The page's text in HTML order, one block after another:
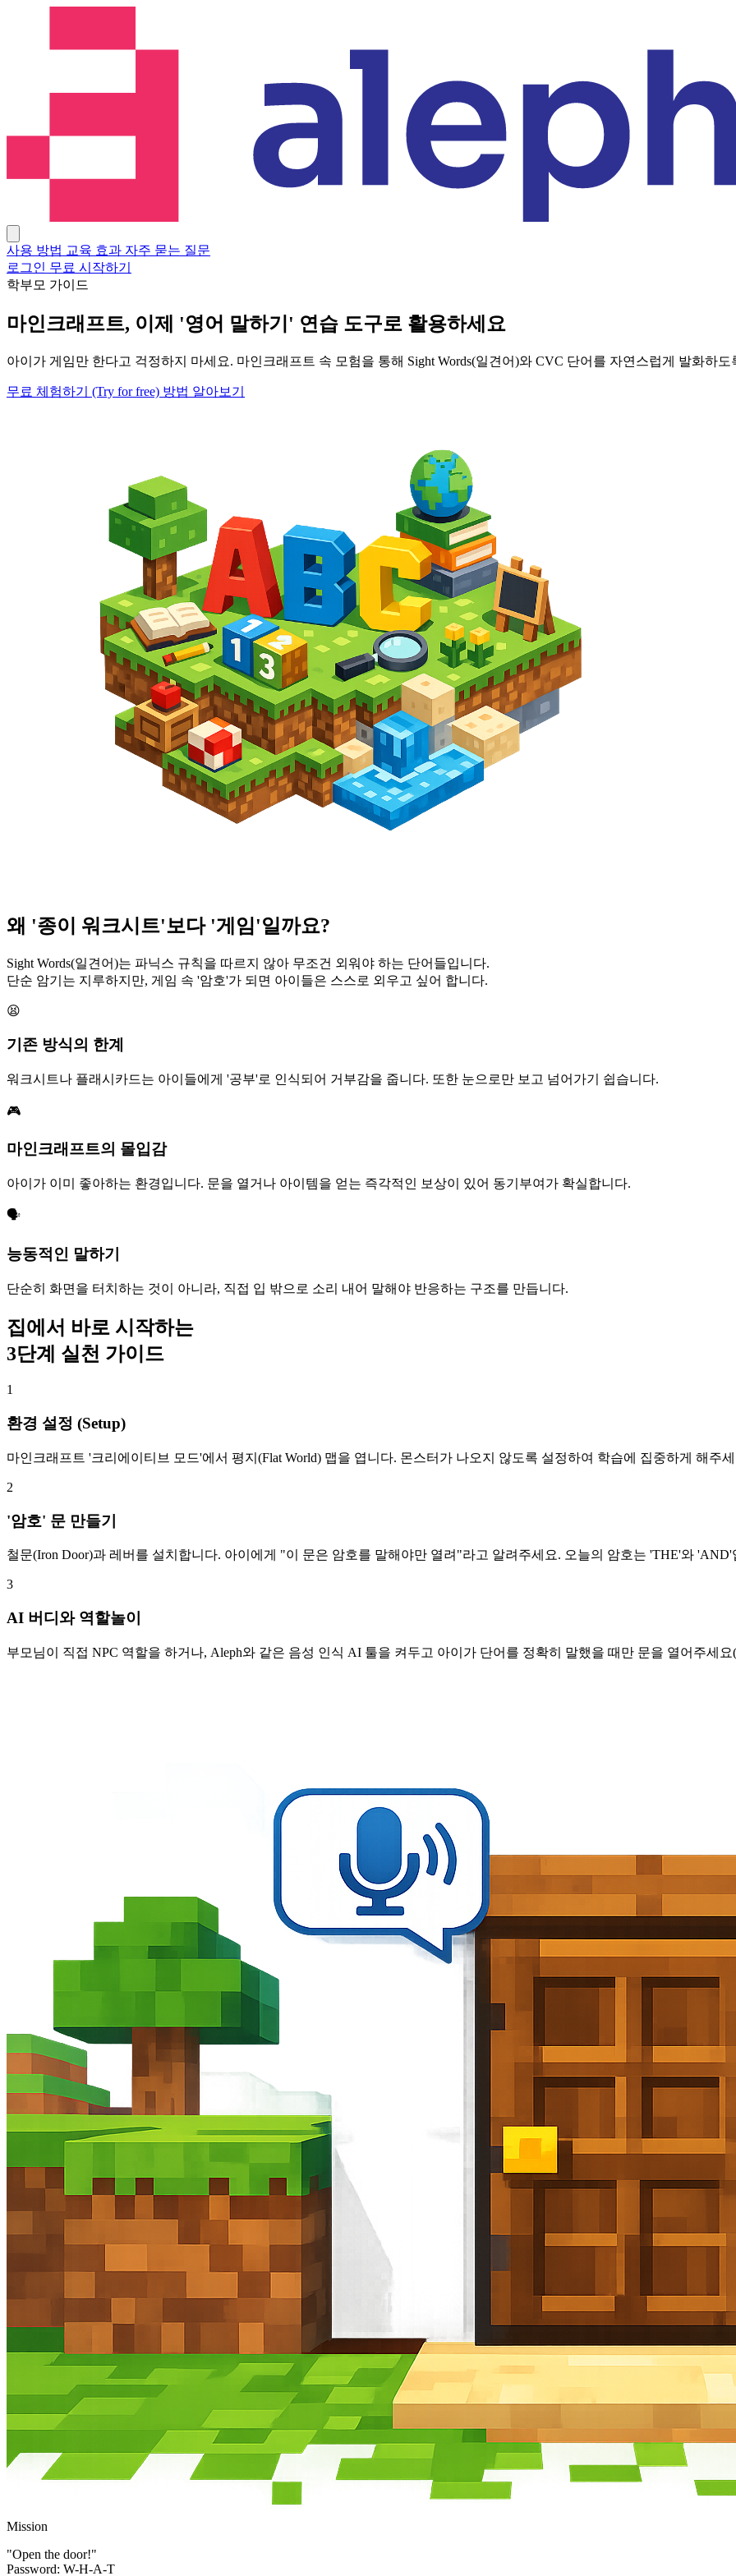
사용 방법 교육 효과 자주 묻는 질문
로그인 무료 시작하기
학부모 가이드
마인크래프트, 이제 '영어 말하기' 연습 도구로 활용하세요
아이가 게임만 한다고 걱정하지 마세요. 마인크래프트 속 모험을 통해 Sight Words(일견어)와 CVC 단어를 자연스럽게 발화하
무료 체험하기 (Try for free) 방법 알아보기
왜 '종이 워크시트'보다 '게임'일까요?
Sight Words(일견어)는 파닉스 규칙을 따르지 않아 무조건 외워야 하는 단어들입니다.
단순 암기는 지루하지만, 게임 속 '암호'가 되면 아이들은 스스로 외우고 싶어 합니다.
😫
기존 방식의 한계
워크시트나 플래시카드는 아이들에게 '공부'로 인식되어 거부감을 줍니다. 또한 눈으로만 보고 넘어가기 쉽습니다.
🎮
마인크래프트의 몰입감
아이가 이미 좋아하는 환경입니다. 문을 열거나 아이템을 얻는 즉각적인 보상이 있어 동기부여가 확실합니다.
🗣️
능동적인 말하기
단순히 화면을 터치하는 것이 아니라, 직접 입 밖으로 소리 내어 말해야 반응하는 구조를 만듭니다.
집에서 바로 시작하는
3단계 실천 가이드
1
환경 설정 (Setup)
마인크래프트 '크리에이티브 모드'에서 평지(Flat World) 맵을 엽니다. 몬스터가 나오지 않도록 설정하여 학습에 집중하게 해주
2
'암호' 문 만들기
철문(Iron Door)과 레버를 설치합니다. 아이에게 "이 문은 암호를 말해야만 열려"라고 알려주세요. 오늘의 암호는 'THE'와 'AND'
3
AI 버디와 역할놀이
부모님이 직접 NPC 역할을 하거나, Aleph와 같은 음성 인식 AI 툴을 켜두고 아이가 단어를 정확히 말했을 때만 문을 열어주세
Mission
"Open the door!"
Password: W-H-A-T